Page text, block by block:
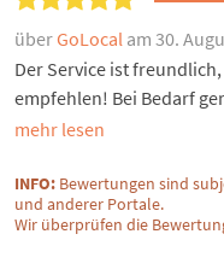
überGoLocal am 30.
Der Service ist
empfehlen! Bei Bedarf
mehr lesen
INFO: Bewertungen sind
und anderer Portale.
Wir überprüfen die